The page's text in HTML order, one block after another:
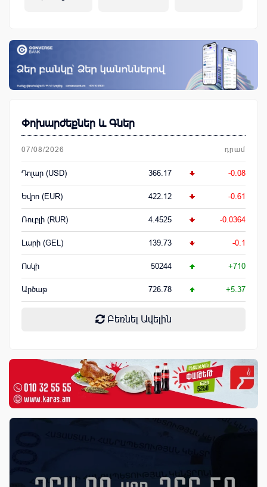
Փոխարժեքներ և Գներ
07/08/2026 դրամ
Դոլար (USD) 366.17 -0.08
Եվրո (EUR) 422.12 -0.61
Ռուբլի (RUR) 4.4525 -0.0364
Լարի (GEL) 139.73 -0.1
Ոսկի 50244 +710
Արծաթ 726.78 +5.37
Բեռնել Ավելին